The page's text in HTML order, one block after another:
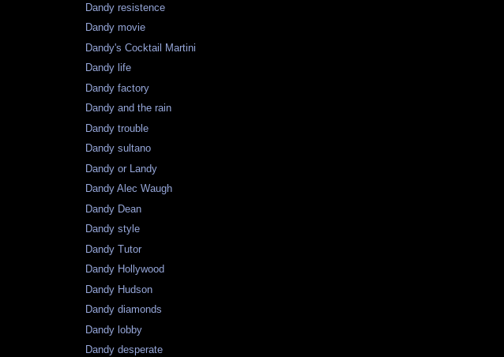
Dandy resistence
Dandy movie
Dandy's Cocktail Martini
Dandy life
Dandy factory
Dandy and the rain
Dandy trouble
Dandy sultano
Dandy or Landy
Dandy Alec Waugh
Dandy Dean
Dandy style
Dandy Tutor
Dandy Hollywood
Dandy Hudson
Dandy diamonds
Dandy lobby
Dandy desperate